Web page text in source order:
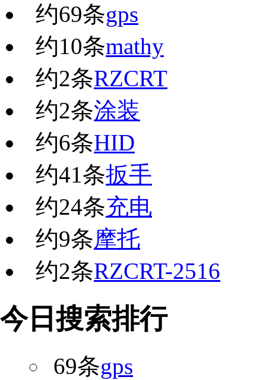
约69条gps
约10条mathy
约2条RZCRT
约2条涂装
约6条HID
约41条扳手
约24条充电
约9条摩托
约2条RZCRT-2516
今日搜索排行
69条gps